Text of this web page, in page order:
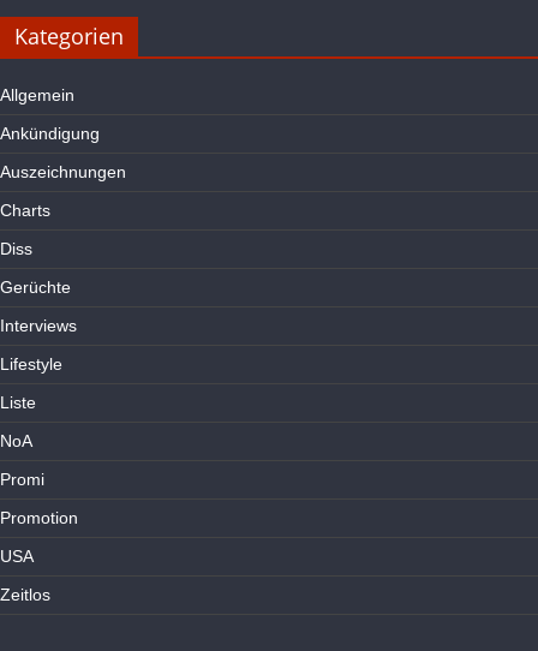
Kategorien
Allgemein
Ankündigung
Auszeichnungen
Charts
Diss
Gerüchte
Interviews
Lifestyle
Liste
NoA
Promi
Promotion
USA
Zeitlos